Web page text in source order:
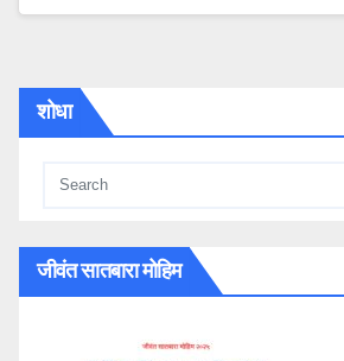
शोधा
जीवंत सातबारा मोहिम